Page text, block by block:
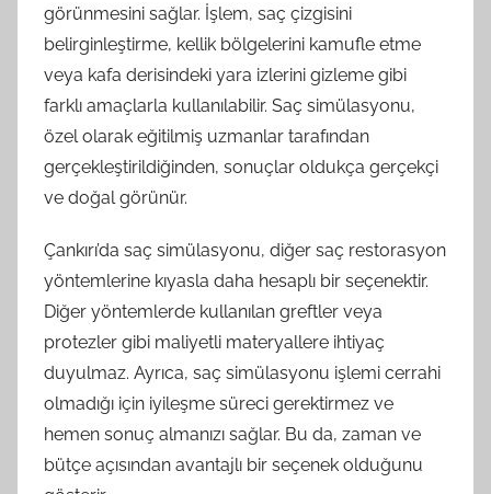
görünmesini sağlar. İşlem, saç çizgisini
belirginleştirme, kellik bölgelerini kamufle etme
veya kafa derisindeki yara izlerini gizleme gibi
farklı amaçlarla kullanılabilir. Saç simülasyonu,
özel olarak eğitilmiş uzmanlar tarafından
gerçekleştirildiğinden, sonuçlar oldukça gerçekçi
ve doğal görünür.
Çankırı’da saç simülasyonu, diğer saç restorasyon
yöntemlerine kıyasla daha hesaplı bir seçenektir.
Diğer yöntemlerde kullanılan greftler veya
protezler gibi maliyetli materyallere ihtiyaç
duyulmaz. Ayrıca, saç simülasyonu işlemi cerrahi
olmadığı için iyileşme süreci gerektirmez ve
hemen sonuç almanızı sağlar. Bu da, zaman ve
bütçe açısından avantajlı bir seçenek olduğunu